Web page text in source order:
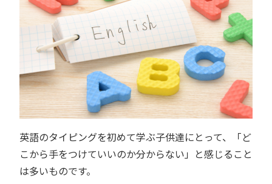
英語のタイピングを初めて学ぶ子供達にとって、「ど
こから手をつけていいのか分からない」と感じること
は多いものです。